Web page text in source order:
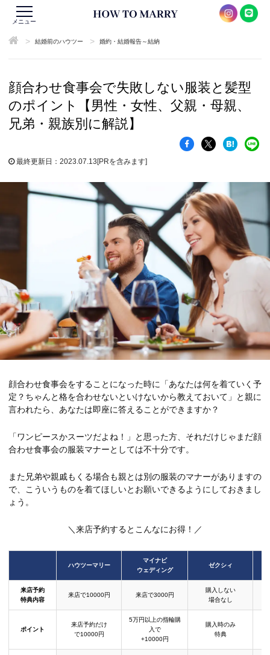
メニュー
> 結婚前のハウツー > 婚約・結婚報告～結納
顔合わせ食事会で失敗しない服装と髪型
のポイント【男性・女性、父親・母親、
兄弟・親族別に解説】
最終更新日：2023.07.13[PRを含みます]
顔合わせ食事会をすることになった時に「あなたは何を着ていく予
定？ちゃんと格を合わせないといけないから教えておいて」と親に
言われたら、あなたは即座に答えることができますか？
「ワンピースかスーツだよね！」と思った方、それだけじゃまだ顔
合わせ食事会の服装マナーとしては不十分です。
また兄弟や親戚もくる場合も親とは別の服装のマナーがありますの
で、こういうものを着てほしいとお願いできるようにしておきまし
ょう。
＼来店予約するとこんなにお得！／
ハウツーマリー
マイナビ
ウェディング
ゼクシィ
来店予約
特典内容
来店で10000円 来店で3000円
購入しない
場合なし
ポイント
来店予約だけ
で10000円
5万円以上の指輪購
入で
+10000円
購入時のみ
特典